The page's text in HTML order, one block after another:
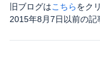
旧ブログはこちらをク
2015年8月7日以前の記